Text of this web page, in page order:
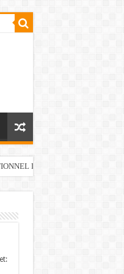
DU FONDS DE